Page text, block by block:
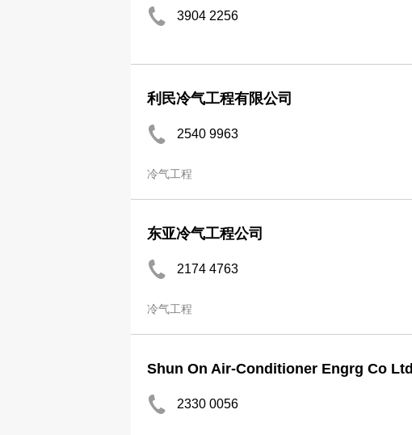
3904 2256
利民冷气工程有限公司
2540 9963
冷气工程
东亚冷气工程公司
2174 4763
冷气工程
Shun On Air-Conditioner Engrg Co Ltd
2330 0056